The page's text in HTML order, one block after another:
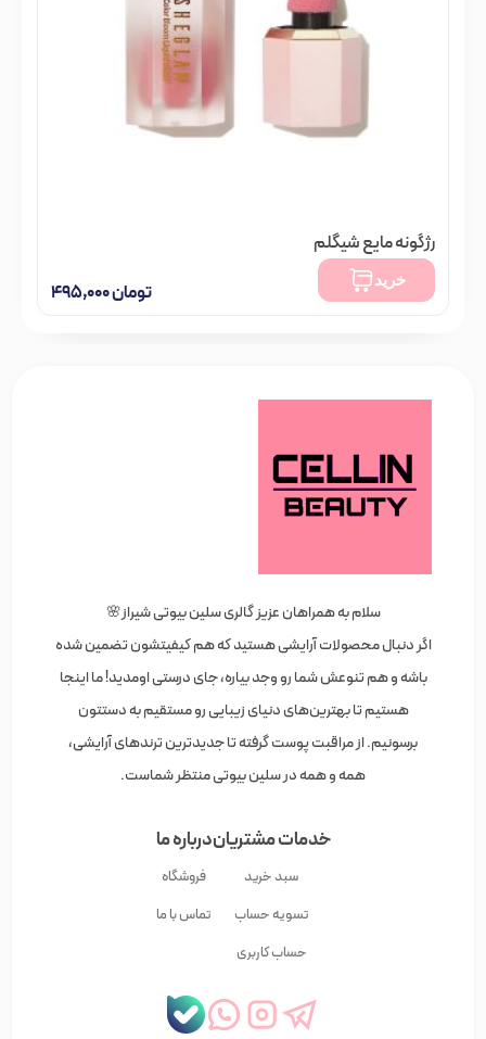
رژگونه مایع شیگلم
تومان
تومان۹۸۰,۰۰۰ خرید
سلام به همراهان عزیز گالری سلین بیوتی شیراز🌸
اگر دنبال محصولات آرایشی هستید که هم کیفیتشون تضمین شده
باشه و هم تنوعش شما رو وجد بیاره، جای درستی اومدید! ما اینجا
هستیم تا بهترین‌های دنیای زیبایی رو مستقیم به دستتون
برسونیم. از مراقبت پوست گرفته تا جدیدترین ترندهای آرایشی،
همه و همه در سلین بیوتی منتظر شماست.
خدمات مشتریان
سبد خرید
تسویه حساب
حساب کاربری
درباره ما
فروشگاه
تماس با ما